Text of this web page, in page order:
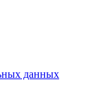
данных